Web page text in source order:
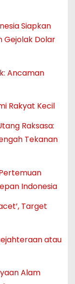
Siapkan
Gejolak Dolar
Ancaman
Rakyat Kecil
Raksasa:
Tekanan
Indonesia
Target
atau
Alam